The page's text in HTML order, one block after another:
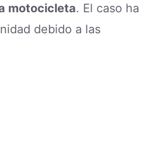
motocicleta. El caso ha
debido a las